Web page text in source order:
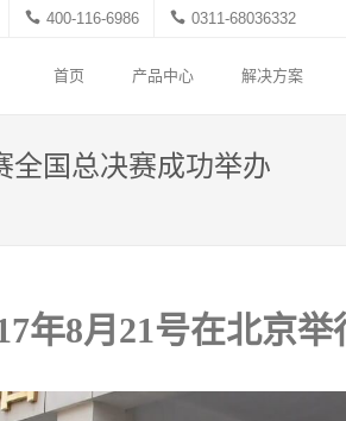
400-116-6986 0311-68036332
首页 产品中心 解决方案
全国总决赛成功举办
年8月21号在北京